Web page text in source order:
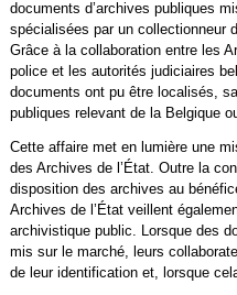
documents d’archives publiques
spécialisées par un collectionneur
Grâce à la collaboration entre les
police et les autorités judiciaires
documents ont pu être localisés,
publiques relevant de la Belgique
Cette affaire met en lumière une
des Archives de l’État. Outre la
disposition des archives au
Archives de l’État veillent
archivistique public. Lorsque des
mis sur le marché, leurs
de leur identification et, lorsque